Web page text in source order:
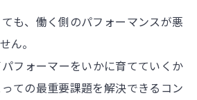
も、働く側のパフォーマンスが悪
ん。
フォーマーをいかに育てていくか
ての最重要課題を解決できるコン